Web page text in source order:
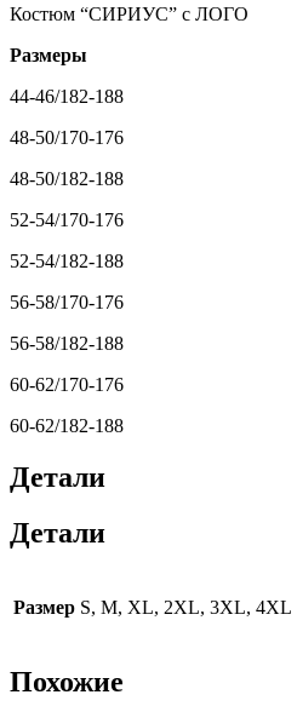
Костюм “СИРИУС” c ЛОГО
Размеры
44-46/182-188
48-50/170-176
48-50/182-188
52-54/170-176
52-54/182-188
56-58/170-176
56-58/182-188
60-62/170-176
60-62/182-188
Детали
Детали
Размер S, M, XL, 2XL, 3XL, 4XL
Похожие